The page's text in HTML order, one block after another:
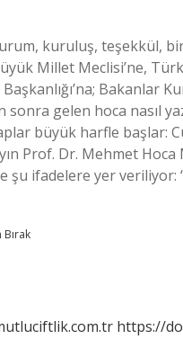
kuruluş, teşekkül,
Millet Meclisi’ne,
Bakanlar
gelen hoca nasıl
büyük harfle başlar:
Prof. Dr. Mehmet Hoca
şu ifadelere yer veriliyor:
https://